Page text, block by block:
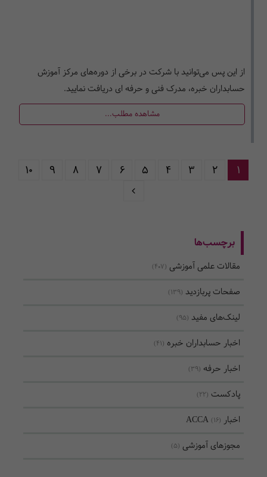
از این پس می‌توانید با شرکت در برخی از دوره‌های مرکز آموزش
حسابداران خبره، مدرک فنی و حرفه ای دریافت نمایید.
مشاهده مطلب...
1
2
3
4
5
6
7
8
9
10
برچسب‌ها
مقالات علمی آموزشی (407)
صفحات پربازدید (139)
لینک‌های مفید (95)
اخبار حسابداران خبره (41)
اخبار حرفه (39)
پادکست (22)
اخبار ACCA (16)
مجوزهای آموزشی (5)